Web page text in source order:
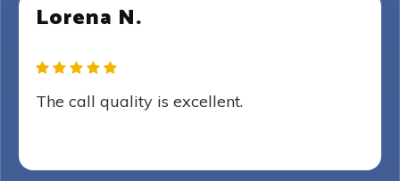
Lorena N.
The call quality is excellent.